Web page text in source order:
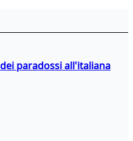
paradossi all'italiana